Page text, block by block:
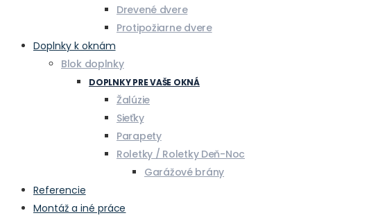
Drevené dvere
Protipožiarne dvere
Doplnky k oknám
Blok doplnky
DOPLNKY PRE VAŠE OKNÁ
Žalúzie
Sieťky
Parapety
Roletky / Roletky Deň-Noc
Garážové brány
Referencie
Montáž a iné práce